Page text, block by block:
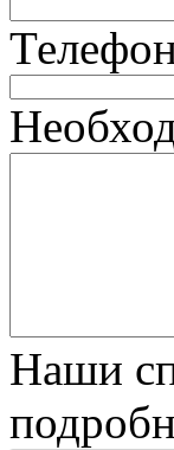
Наши